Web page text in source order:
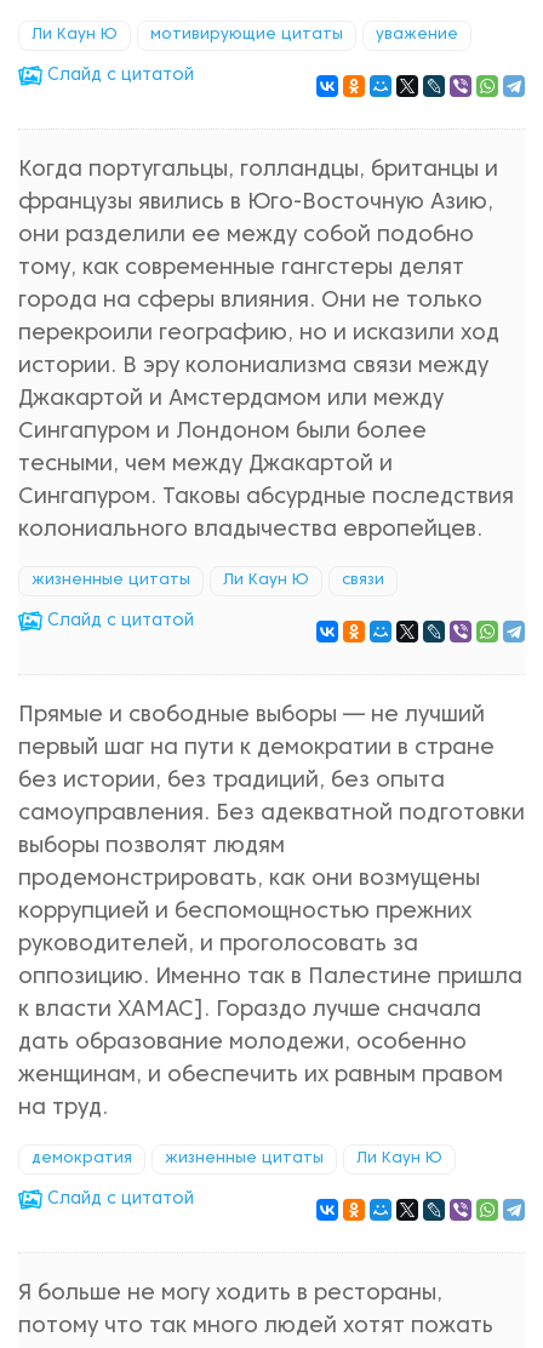
Ли Каун Ю мотивирующие цитаты уважение
Cлайд с цитатой
Когда португальцы, голландцы, британцы и
французы явились в Юго-Восточную Азию,
они разделили ее между собой подобно
тому, как современные гангстеры делят
города на сферы влияния. Они не только
перекроили географию, но и исказили ход
истории. В эру колониализма связи между
Джакартой и Амстердамом или между
Сингапуром и Лондоном были более
тесными, чем между Джакартой и
Сингапуром. Таковы абсурдные последствия
колониального владычества европейцев.
жизненные цитаты Ли Каун Ю связи
Cлайд с цитатой
Прямые и свободные выборы — не лучший
первый шаг на пути к демократии в стране
без истории, без традиций, без опыта
самоуправления. Без адекватной подготовки
выборы позволят людям
продемонстрировать, как они возмущены
коррупцией и беспомощностью прежних
руководителей, и проголосовать за
оппозицию. Именно так в Палестине пришла
к власти ХАМАС]. Гораздо лучше сначала
дать образование молодежи, особенно
женщинам, и обеспечить их равным правом
на труд.
демократия жизненные цитаты Ли Каун Ю
Cлайд с цитатой
Я больше не могу ходить в рестораны,
потому что так много людей хотят пожать